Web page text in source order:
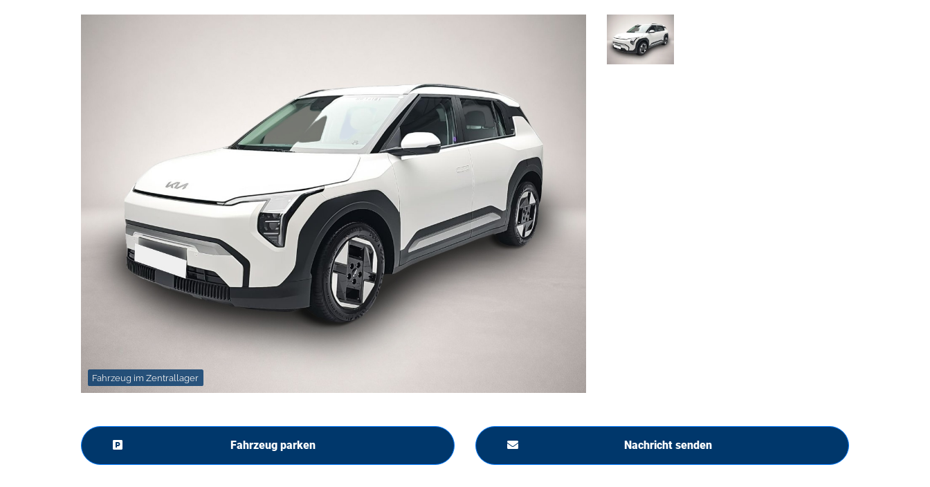
Fahrzeug im Zentrallager
Fahrzeug parken Nachricht senden